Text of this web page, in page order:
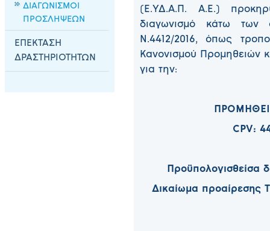
ΔΙΑΓΩΝΙΣΜΟΙ
ΠΡΟΣΛΗΨΕΩΝ
ΕΠΕΚΤΑΣΗ
ΔΡΑΣΤΗΡΙΟΤΗΤΩΝ
(Ε.ΥΔ.Α.Π. Α.Ε.)
διαγωνισμό κάτω των
Ν.4412/2016, όπως
Κανονισμού Προμηθειών
για την:
CPV:
Δικαίωμα προαίρεσης